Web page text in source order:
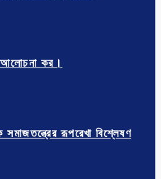
আলোচনা কর।
সমাজতন্ত্রের রূপরেখা বিশ্লেষণ